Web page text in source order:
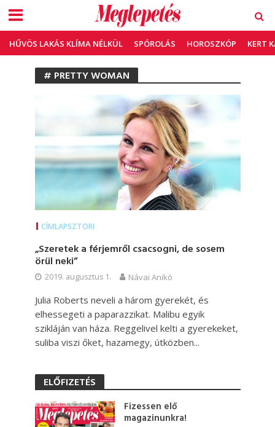
HŰVÖS LAKÁS KLÍMA NÉLKÜL SPÓROLÁS HOROSZKÓP KERT
# PRETTY WOMAN
CÍMLAPSZTORI
„Szeretek a férjemről csacsogni, de sosem
örül neki”
2019. augusztus 1. Návai Anikó
Julia Roberts neveli a három gyerekét, és
elhessegeti a paparazzikat. Malibu egyik
szikláján van háza. Reggelivel kelti a gyerekeket,
suliba viszi őket, hazamegy, útközben...
ELŐFIZETÉS
Fizessen elő
magazinunkra!